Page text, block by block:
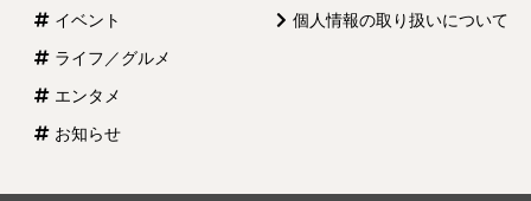
イベント
ライフ／グルメ
エンタメ
お知らせ
個人情報の取り扱いについて